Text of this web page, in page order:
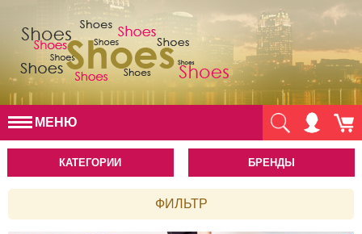
МЕНЮ
КАТЕГОРИИ БРЕНДЫ
ФИЛЬТР